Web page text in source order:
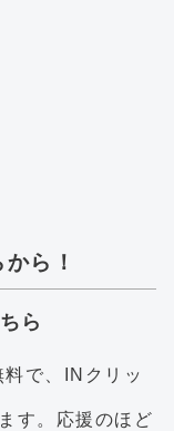
ら！
ら
で、INクリッ
す。応援のほど